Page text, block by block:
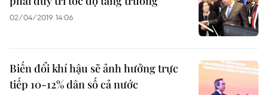
02/04/2019 14:06
Biến đổi khí hậu sẽ ảnh hưởng trực
tiếp 10-12% dân số cả nước